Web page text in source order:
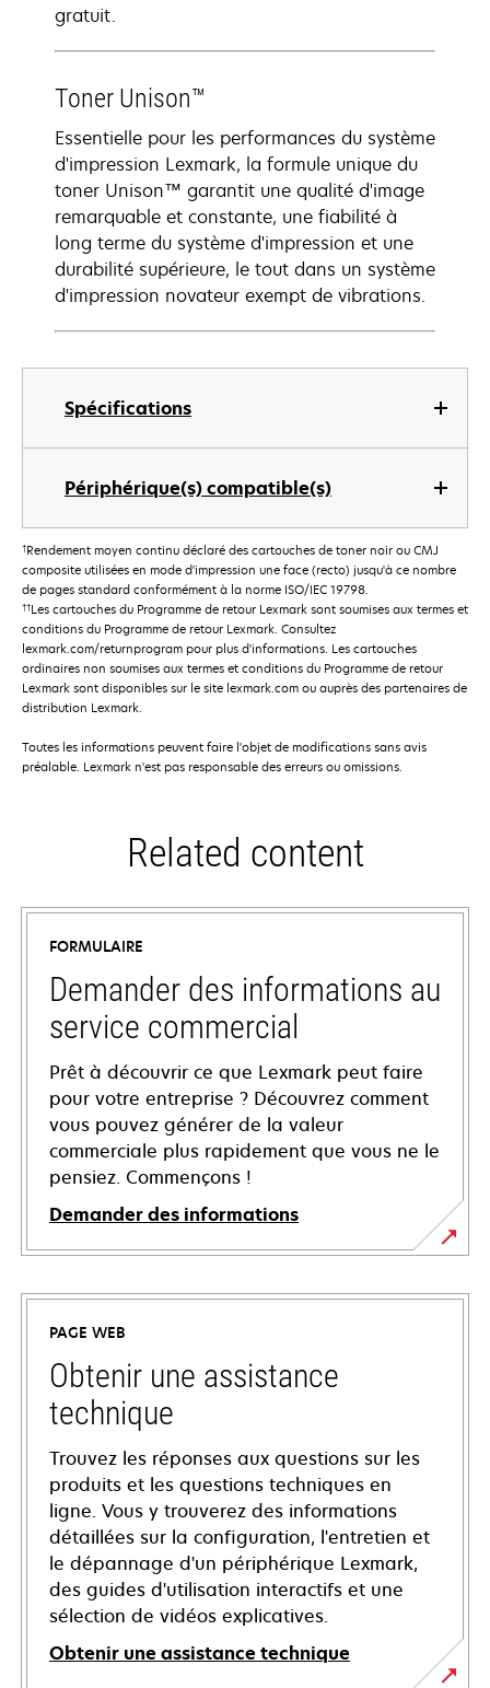
Spécifications
Périphérique(s) compatible(s)
gratuit.
Toner Unison™
Essentielle pour les performances du système
d'impression Lexmark, la formule unique du
toner Unison™ garantit une qualité d'image
remarquable et constante, une fiabilité à
long terme du système d'impression et une
durabilité supérieure, le tout dans un système
d'impression novateur exempt de vibrations.
†Rendement moyen continu déclaré des cartouches de toner noir ou CMJ
composite utilisées en mode d'impression une face (recto) jusqu'à ce nombre
de pages standard conformément à la norme ISO/IEC 19798.
††Les cartouches du Programme de retour Lexmark sont soumises aux termes et
conditions du Programme de retour Lexmark. Consultez
lexmark.com/returnprogram pour plus d'informations. Les cartouches
ordinaires non soumises aux termes et conditions du Programme de retour
Lexmark sont disponibles sur le site lexmark.com ou auprès des partenaires de
distribution Lexmark.
Toutes les informations peuvent faire l'objet de modifications sans avis
préalable. Lexmark n'est pas responsable des erreurs ou omissions.
Related content
FORMULAIRE
Demander des informations au
service commercial
Prêt à découvrir ce que Lexmark peut faire
pour votre entreprise ? Découvrez comment
vous pouvez générer de la valeur
commerciale plus rapidement que vous ne le
pensiez. Commençons !
Demander des informations
PAGE WEB
Obtenir une assistance
technique
Trouvez les réponses aux questions sur les
produits et les questions techniques en
ligne. Vous y trouverez des informations
détaillées sur la configuration, l'entretien et
le dépannage d'un périphérique Lexmark,
des guides d'utilisation interactifs et une
sélection de vidéos explicatives.
Obtenir une assistance technique